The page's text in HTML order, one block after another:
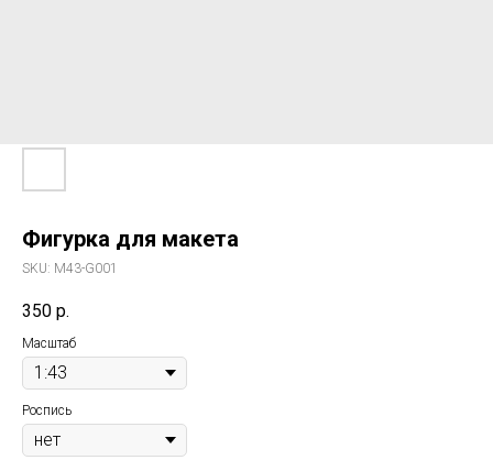
Фигурка для макета
SKU: M43-G001
350 р.
Масштаб
Роспись